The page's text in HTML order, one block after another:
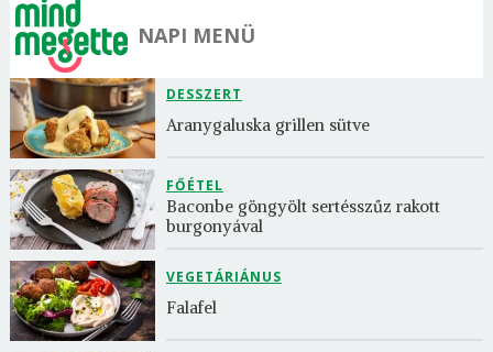
NAPI MENÜ
DESSZERT
Aranygaluska grillen sütve
FŐÉTEL
Baconbe göngyölt sertésszűz rakott
burgonyával
VEGETÁRIÁNUS
Falafel